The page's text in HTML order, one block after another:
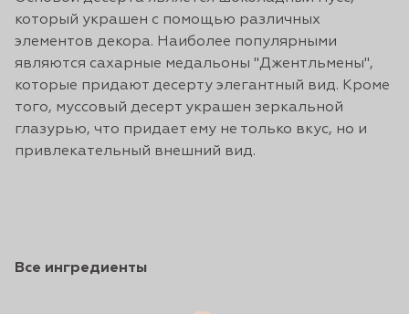
который украшен с помощью различных
элементов декора. Наиболее популярными
являются сахарные медальоны "Джентльмены",
которые придают десерту элегантный вид. Кроме
того, муссовый десерт украшен зеркальной
глазурью, что придает ему не только вкус, но и
привлекательный внешний вид.
Все ингредиенты